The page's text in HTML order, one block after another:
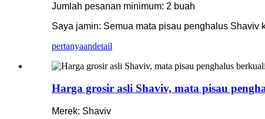
Jumlah pesanan minimum: 2 buah
Saya jamin: Semua mata pisau penghalus Shaviv
pertanyaandetail
Harga grosir asli Shaviv, mata pisau
Merek: Shaviv